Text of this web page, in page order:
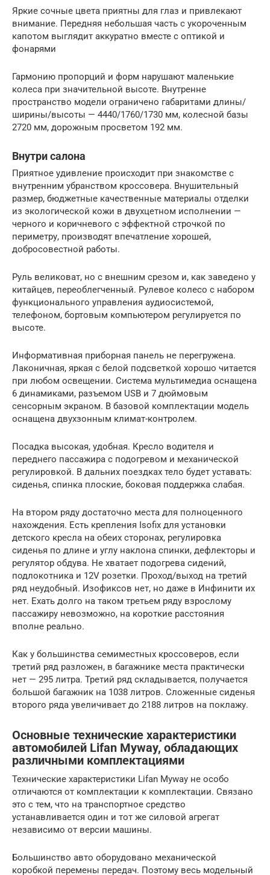
Яркие сочные цвета приятны для глаз и привлекают
внимание. Передняя небольшая часть с укороченным
капотом выглядит аккуратно вместе с оптикой и
фонарями
Гармонию пропорций и форм нарушают маленькие
колеса при значительной высоте. Внутренне
пространство модели ограничено габаритами длины/
ширины/высоты — 4440/1760/1730 мм, колесной базы
2720 мм, дорожным просветом 192 мм.
Внутри салона
Приятное удивление происходит при знакомстве с
внутренним убранством кроссовера. Внушительный
размер, бюджетные качественные материалы отделки
из экологической кожи в двухцетном исполнении —
черного и коричневого с эффектной строчкой по
периметру, производят впечатление хорошей,
добросовестной работы.
Руль великоват, но с внешним срезом и, как заведено у
китайцев, переоблегченный. Рулевое колесо с набором
функционального управления аудиосистемой,
телефоном, бортовым компьютером регулируется по
высоте.
Информативная приборная панель не перегружена.
Лаконичная, яркая с белой подсветкой хорошо читается
при любом освещении. Система мультимедиа оснащена
6 динамиками, разъемом USB и 7 дюймовым
сенсорным экраном. В базовой комплектации модель
оснащена двухзонным климат-контролем.
Посадка высокая, удобная. Кресло водителя и
переднего пассажира с подогревом и механической
регулировкой. В дальних поездках тело будет уставать:
сиденья, спинка плоские, боковая поддержка слабая.
На втором ряду достаточно места для полноценного
нахождения. Есть крепления Isofix для установки
детского кресла на обеих сторонах, регулировка
сиденья по длине и углу наклона спинки, дефлекторы и
регулятор обдува. Не хватает подогрева сидений,
подлокотника и 12V розетки. Проход/выход на третий
ряд неудобный. Изофиксов нет, но даже в Инфинити их
нет. Ехать долго на таком третьем ряду взрослому
пассажиру невозможно, на короткие расстояния
вполне реально.
Как у большинства семиместных кроссоверов, если
третий ряд разложен, в багажнике места практически
нет — 295 литра. Третий ряд складывается, получается
большой багажник на 1038 литров. Сложенные сиденья
второго ряда увеличивает до 2188 литров на поклажу.
Основные технические характеристики
автомобилей Lifan Myway, обладающих
различными комплектациями
Технические характеристики Lifan Myway не особо
отличаются от комплектации к комплектации. Связано
это с тем, что на транспортное средство
устанавливается один и тот же силовой агрегат
независимо от версии машины.
Большинство авто оборудовано механической
коробкой перемены передач. Поэтому весь модельный